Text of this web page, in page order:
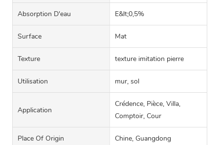
Absorption D'eau E&lt;0,5%
Surface Mat
Texture texture imitation pierre
Utilisation mur, sol
Application
Crédence, Pièce, Villa,
Comptoir, Cour
Place Of Origin Chine, Guangdong